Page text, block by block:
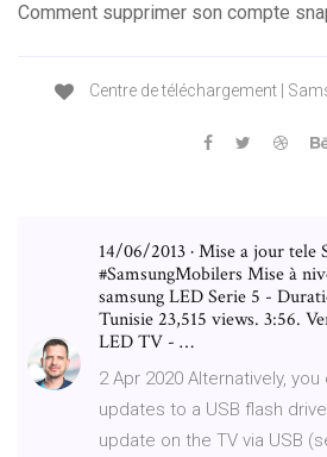
Comment supprimer son compte
Centre de téléchargement |
14/06/2013 · Mise a jour tele
#SamsungMobilers Mise à
samsung LED Serie 5 -
Tunisie 23,515 views. 3:56.
LED TV - …
2 Apr 2020 Alternatively,
updates to a USB flash
update on the TV via USB